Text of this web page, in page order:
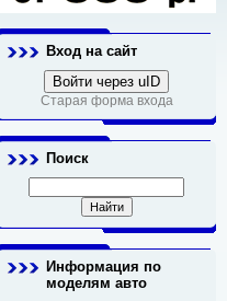
Вход на сайт
Войти через uID
Старая форма входа
Поиск
Информация по
моделям авто